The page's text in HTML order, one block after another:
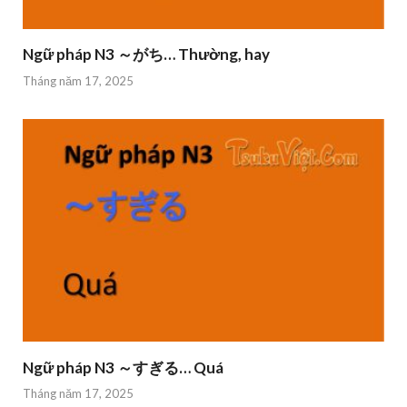
Ngữ pháp N3 ～がち… Thường, hay
Tháng năm 17, 2025
Ngữ pháp N3 ～すぎる… Quá
Tháng năm 17, 2025